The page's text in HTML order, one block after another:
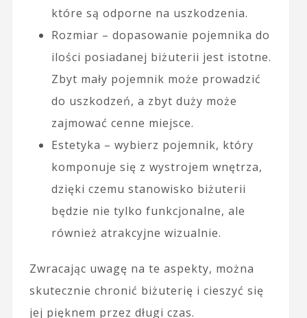
które są odporne na uszkodzenia.
Rozmiar – dopasowanie pojemnika do
ilości posiadanej biżuterii jest istotne.
Zbyt mały pojemnik może prowadzić
do uszkodzeń, a zbyt duży może
zajmować cenne miejsce.
Estetyka – wybierz pojemnik, który
komponuje się z wystrojem wnętrza,
dzięki czemu stanowisko biżuterii
będzie nie tylko funkcjonalne, ale
również atrakcyjne wizualnie.
Zwracając uwagę na te aspekty, można
skutecznie chronić biżuterię i cieszyć się
jej pięknem przez długi czas.